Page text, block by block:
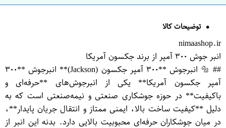
توضیحات کالا
nimaashop.ir
انبر جوش ۳۰۰ آمپر از برند جکسون آمریکا
## 🔩 انبرجوش **۳۰۰ آمپر جکسون (Jackson)** انبرجوش **۳۰۰
آمپر جکسون آمریکا** یکی از انبرجوش‌های **حرفه‌ای و
باکیفیت** در حوزه جوشکاری صنعتی و نیمه‌صنعتی است که به
دلیل **کیفیت ساخت بالا، ایمنی ممتاز و انتقال جریان پایدار**،
در میان جوشکاران حرفه‌ای محبوبیت بالایی دارد. بدنه این انبر از